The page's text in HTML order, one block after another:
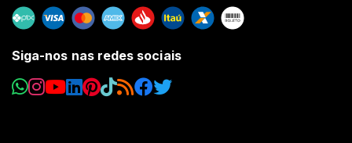
Siga-nos nas redes sociais